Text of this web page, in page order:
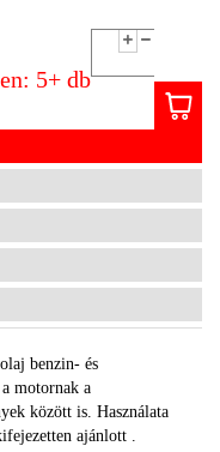
5+ db
benzin- és
motornak a
között is. Használata
ajánlott .